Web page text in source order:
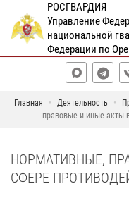
РОСГВАРДИЯ
Управление
национальной
Федерации по
Главная Деятельность
правовые и иные акты
НОРМАТИВНЫЕ,
СФЕРЕ